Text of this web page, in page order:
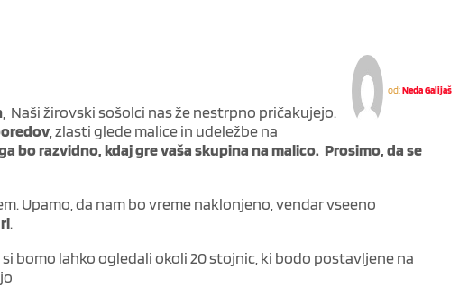
od:Neda Galijaš
, Naši žirovski sošolci nas že nestrpno pričakujejo.
, zlasti glede malice in udeležbe na
bo razvidno, kdaj gre vaša skupina na malico. Prosimo, da se
Upamo, da nam bo vreme naklonjeno, vendar vseeno
.
bomo lahko ogledali okoli 20 stojnic, ki bodo postavljene na